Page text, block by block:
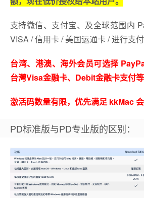
支持微信、支付宝、及全球范围内
VISA / 信用卡 / 美国运通卡 / 进行支付
台湾、港澳、海外会员可选择
台灣Visa金融卡、Debit金融卡支付等
激活码数量有限，优先满足 kkMac 会
PD标准版与PD专业版的区别：